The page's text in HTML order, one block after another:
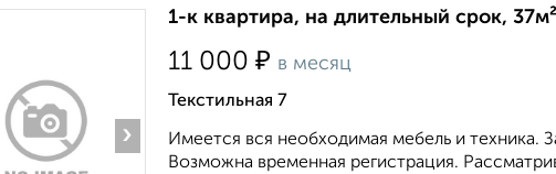
›
1-к квартира, на длительный срок,
11 000 ₽ в месяц
Текстильная 7
Имеется вся необходимая мебель и техника.
Возможна временная регистрация.